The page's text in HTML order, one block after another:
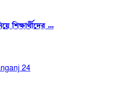
শিক্ষার্থীদের ...
24